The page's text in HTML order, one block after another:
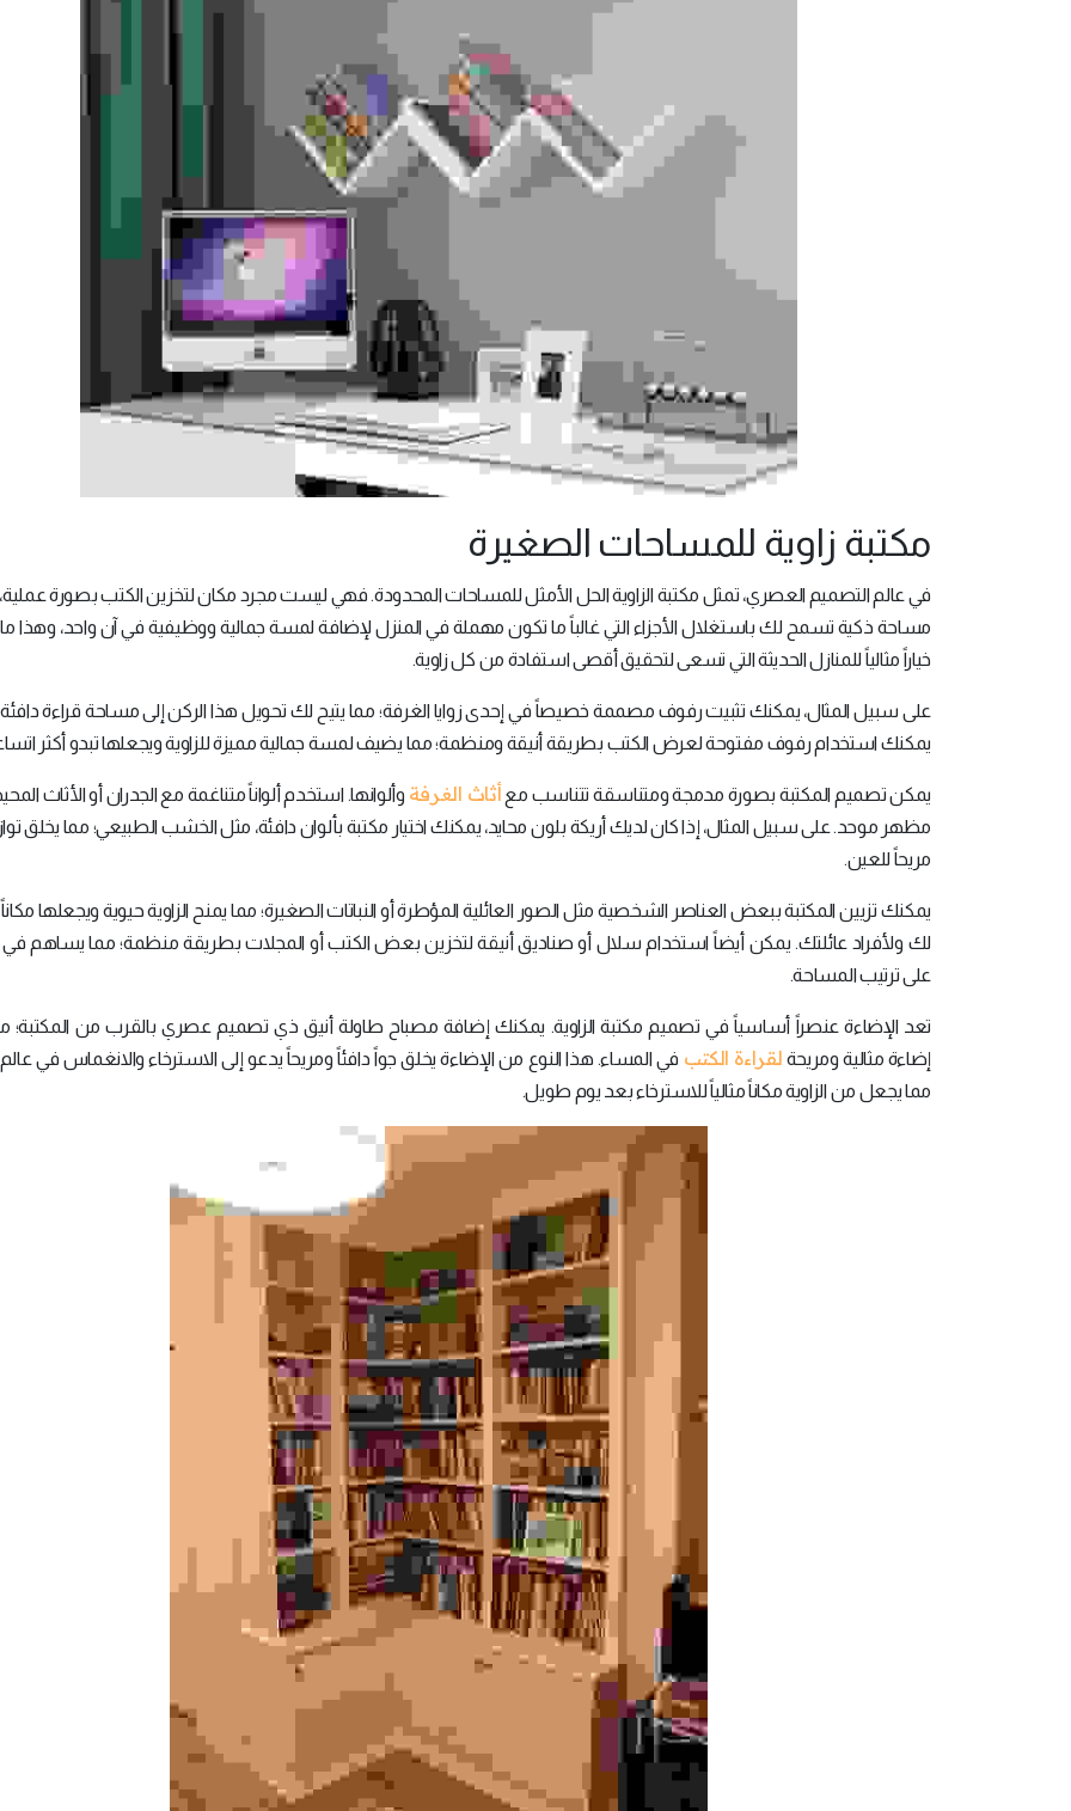
مكتبة زاوية للمساحات الصغيرة
في عالم التصميم العصري، تمثل مكتبة الزاوية الحل الأمثل للمساحات المحدودة. فهي ليست مجرد مكان لتخزين الكتب بصورة
مساحة ذكية تسمح لك باستغلال الأجزاء التي غالباً ما تكون مهملة في المنزل لإضافة لمسة جمالية ووظيفية في آن واحد، وهذا
خياراً مثالياً للمنازل الحديثة التي تسعى لتحقيق أقصى استفادة من كل زاوية.
على سبيل المثال، يمكنك تثبيت رفوف مصممة خصيصاً في إحدى زوايا الغرفة؛ مما يتيح لك تحويل هذا الركن إلى مساحة قراءة دافئة
يمكنك استخدام رفوف مفتوحة لعرض الكتب بطريقة أنيقة ومنظمة؛ مما يضيف لمسة جمالية مميزة للزاوية ويجعلها تبدو أكثر
يمكن تصميم المكتبة بصورة مدمجة ومتناسقة تتناسب مع أثاث الغرفة وألوانها. استخدم ألواناً متناغمة مع الجدران أو الأثاث
مظهر موحد. على سبيل المثال، إذا كان لديك أريكة بلون محايد، يمكنك اختيار مكتبة بألوان دافئة، مثل الخشب الطبيعي؛ مما يخلق
مريحاً للعين.
يمكنك تزيين المكتبة ببعض العناصر الشخصية مثل الصور العائلية المؤطرة أو النباتات الصغيرة؛ مما يمنح الزاوية حيوية ويجعلها
لك ولأفراد عائلتك. يمكن أيضاً استخدام سلال أو صناديق أنيقة لتخزين بعض الكتب أو المجلات بطريقة منظمة؛ مما يساهم في
على ترتيب المساحة.
تعد الإضاءة عنصراً أساسياً في تصميم مكتبة الزاوية. يمكنك إضافة مصباح طاولة أنيق ذي تصميم عصري بالقرب من المكتبة؛
إضاءة مثالية ومريحة لقراءة الكتب في المساء. هذا النوع من الإضاءة يخلق جواً دافئاً ومريحاً يدعو إلى الاسترخاء والانغماس في عالم
مما يجعل من الزاوية مكاناً مثالياً للاسترخاء بعد يوم طويل.